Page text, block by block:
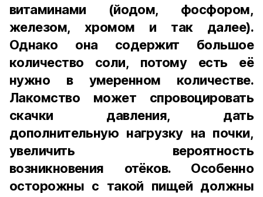
витаминами (йодом, фосфором,
железом, хромом и так далее).
Однако она содержит большое
количество соли, потому есть её
нужно в умеренном количестве.
Лакомство может спровоцировать
скачки давления, дать
дополнительную нагрузку на почки,
увеличить вероятность
возникновения отёков. Особенно
осторожны с такой пищей должны